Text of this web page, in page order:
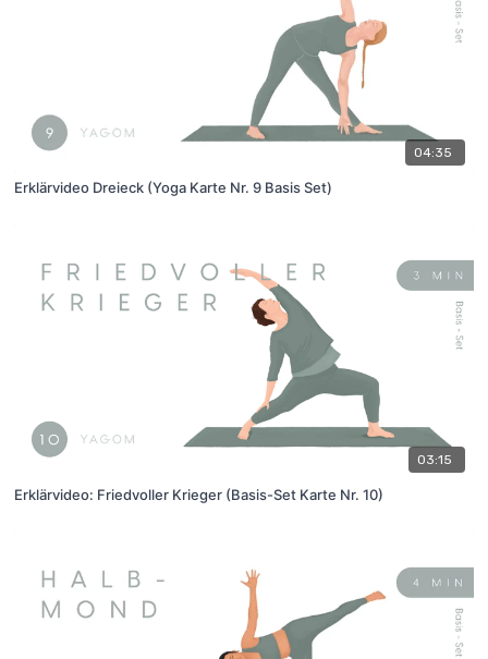
04:35
Erklärvideo Dreieck (Yoga Karte Nr. 9 Basis Set)
03:15
Erklärvideo: Friedvoller Krieger (Basis-Set Karte Nr. 10)